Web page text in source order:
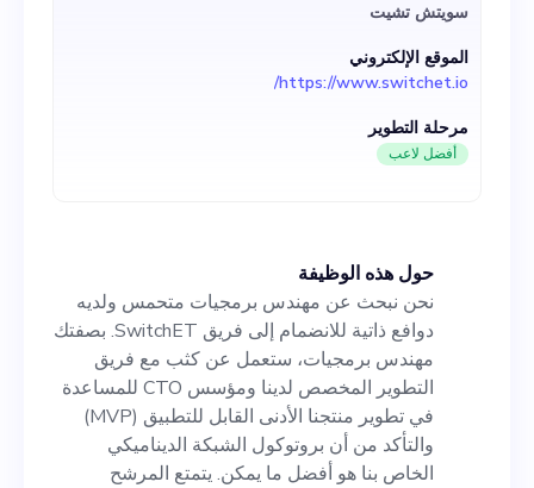
والتأكد من أن بروتوكول الشبكة
الديناميكي الخاص بنا هو أفضل ما
يمكن. يتمتع المرشح المثالي
بخلفية قوية في الذكاء الاصطناعي
في بيئة تقنية مدمرة تتحدى الوضع
الراهن. هذه فرصة فريدة
للانضمام إلى شركة ناشئة سريعة
النمو، مما يرفع من تجربة
السحابة للشركات من الدرجة
حول هذه الوظيفة
نحن نبحث عن مهندس برمجيات متحمس ولديه
دوافع ذاتية للانضمام إلى فريق SwitchET. بصفتك
مهندس برمجيات، ستعمل عن كثب مع فريق
التطوير المخصص لدينا ومؤسس CTO للمساعدة
في تطوير منتجنا الأدنى القابل للتطبيق (MVP)
والتأكد من أن بروتوكول الشبكة الديناميكي
الخاص بنا هو أفضل ما يمكن. يتمتع المرشح
سويتش تشيت
الموقع الإلكتروني
https://www.switchet.io/
مرحلة التطوير
أفضل لاعب